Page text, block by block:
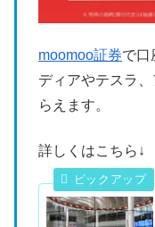
moomoo証券で口
ディアやテスラ
らえます。
詳しくはこちら↓